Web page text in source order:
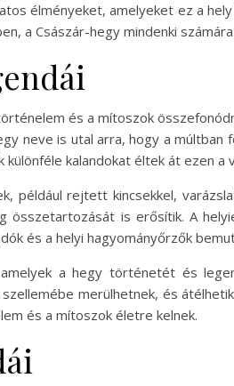
élményeket, amelyeket ez a
a Császár-hegy mindenki
és a mítoszok
neve is utal arra, hogy a
kalandokat éltek át ezen a
például rejtett kincsekkel,
összetartozását is erősítik. A
és a helyi hagyományőrzők
a hegy történetét és
merülhetnek, és
és a mítoszok életre kelnek.